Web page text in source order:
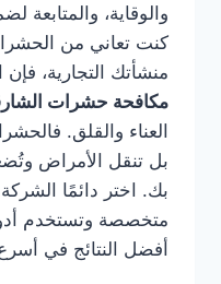
والوقاية، والمتابعة
كنت تعاني من
منشأتك التجارية،
مكافحة حشرات
العناء والقلق.
بل تنقل الأمراض
بك. اختر دائمًا
متخصصة وتستخدم
أفضل النتائج في